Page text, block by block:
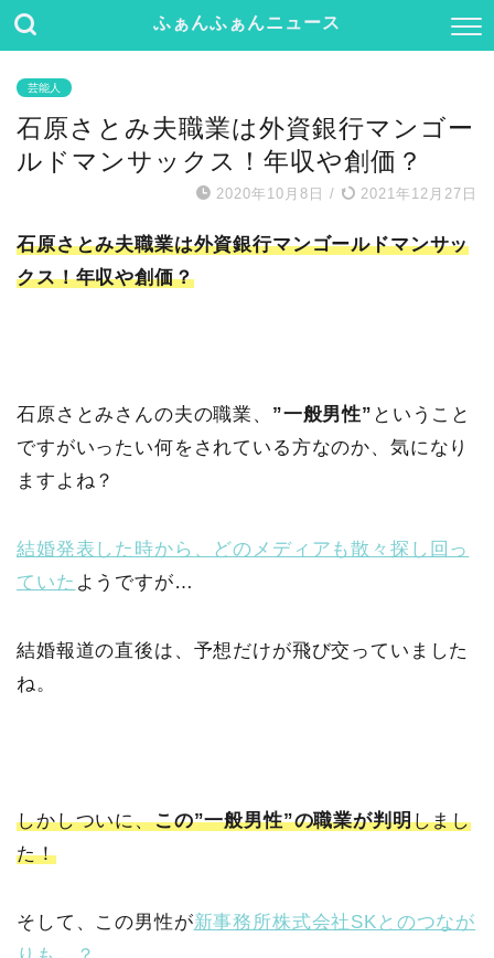
ふぁんふぁんニュース
芸能人
石原さとみ夫職業は外資銀行マンゴー
ルドマンサックス！年収や創価？
2020年10月8日 / 2021年12月27日
石原さとみ夫職業は外資銀行マンゴールドマンサッ
クス！年収や創価？
石原さとみさんの夫の職業、 ”一般男性” ということ
ですがいったい何をされている方なのか、気になり
ますよね？
結婚発表した時から、どのメディアも散々探し回っ
ていた ようですが…
結婚報道の直後は、予想だけが飛び交っていました
ね。
しかしついに、この”一般男性”の職業が判明しまし
た！
そして、この男性が新事務所株式会社SKとのつなが